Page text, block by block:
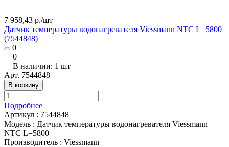
7 958,43 р./шт
Датчик температуры водонагревателя Viessmann NTC L=5800
(7544848)
0
0
В наличии: 1 шт
Арт. 7544848
В корзину
Подробнее
Артикул : 7544848
Модель : Датчик температуры водонагревателя Viessmann
NTC L=5800
Производитель : Viessmann